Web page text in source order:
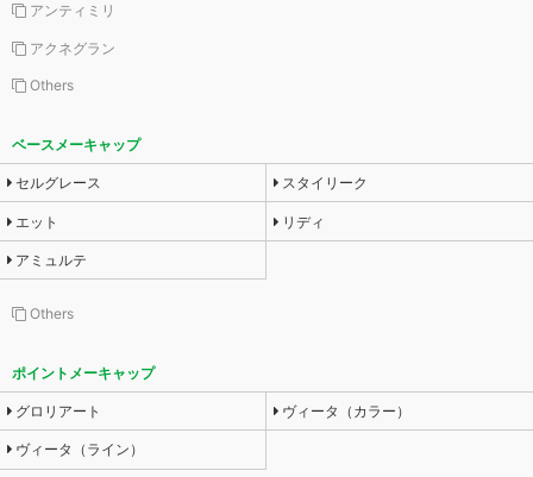
アンティミリ
アクネグラン
Others
ベースメーキャップ
セルグレース スタイリーク
エット リディ
アミュルテ
Others
ポイントメーキャップ
グロリアート ヴィータ（カラー）
ヴィータ（ライン）